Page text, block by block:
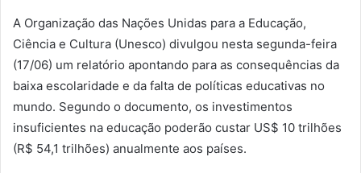
A Organização das Nações Unidas para a Educação,
Ciência e Cultura (Unesco) divulgou nesta segunda-feira
(17/06) um relatório apontando para as consequências da
baixa escolaridade e da falta de políticas educativas no
mundo. Segundo o documento, os investimentos
insuficientes na educação poderão custar US$ 10 trilhões
(R$ 54,1 trilhões) anualmente aos países.